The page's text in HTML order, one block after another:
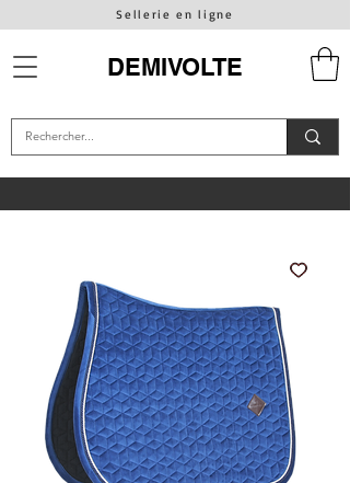
Sellerie en ligne
DEMIVOLTE